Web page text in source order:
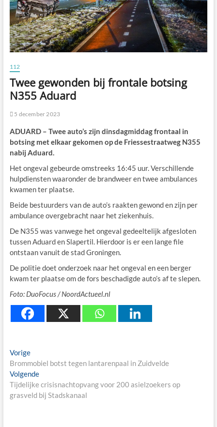
112
Twee gewonden bij frontale botsing
N355 Aduard
5 december 2023
ADUARD – Twee auto’s zijn dinsdagmiddag frontaal in
botsing met elkaar gekomen op de Friessestraatweg N355
nabij Aduard.
Het ongeval gebeurde omstreeks 16:45 uur. Verschillende
hulpdiensten waaronder de brandweer en twee ambulances
kwamen ter plaatse.
Beide bestuurders van de auto’s raakten gewond en zijn per
ambulance overgebracht naar het ziekenhuis.
De N355 was vanwege het ongeval gedeeltelijk afgesloten
tussen Aduard en Slapertil. Hierdoor is er een lange file
ontstaan vanuit de stad Groningen.
De politie doet onderzoek naar het ongeval en een berger
kwam ter plaatse om de fors beschadigde auto’s af te slepen.
Foto: DuoFocus / NoordActueel.nl
Berichtnavigatie
VorigePrevious
post:
Brommobiel botst tegen lantarenpaal in Zuidvelde
VolgendeNext
post:
Tijdelijke crisisnachtopvang voor 200 asielzoekers op
grasveld bij Stadskanaal